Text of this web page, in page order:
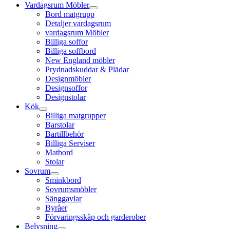
Vardagsrum Möbler
Bord matgrupp
Detaljer vardagsrum
vardagsrum Möbler
Billiga soffor
Billiga soffbord
New England möbler
Prydnadskuddar & Plädar
Designmöbler
Designsoffor
Designstolar
Kök
Billiga matgrupper
Barstolar
Bartillbehör
Billiga Serviser
Matbord
Stolar
Sovrum
Sminkbord
Sovrumsmöbler
Sänggavlar
Byråer
Förvaringsskåp och garderober
Belysning